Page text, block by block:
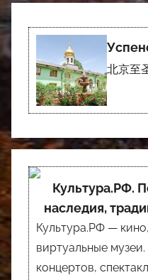
北京至
Культура.РФ.
наследия,
Культура.РФ —
виртуальные
концертов,